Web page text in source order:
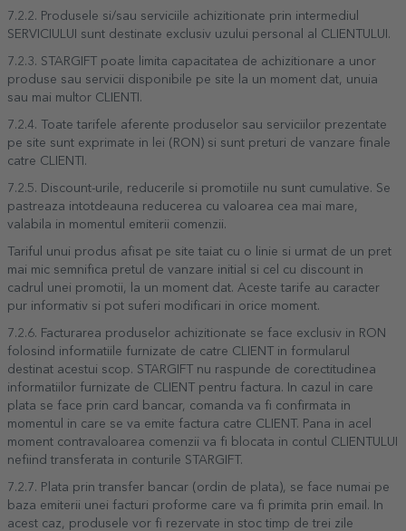
7.2.2. Produsele si/sau serviciile achizitionate prin intermediul
SERVICIULUI sunt destinate exclusiv uzului personal al CLIENTULUI.
7.2.3. STARGIFT poate limita capacitatea de achizitionare a unor
produse sau servicii disponibile pe site la un moment dat, unuia
sau mai multor CLIENTI.
7.2.4. Toate tarifele aferente produselor sau serviciilor prezentate
pe site sunt exprimate in lei (RON) si sunt preturi de vanzare finale
catre CLIENTI.
7.2.5. Discount-urile, reducerile si promotiile nu sunt cumulative. Se
pastreaza intotdeauna reducerea cu valoarea cea mai mare,
valabila in momentul emiterii comenzii.
Tariful unui produs afisat pe site taiat cu o linie si urmat de un pret
mai mic semnifica pretul de vanzare initial si cel cu discount in
cadrul unei promotii, la un moment dat. Aceste tarife au caracter
pur informativ si pot suferi modificari in orice moment.
7.2.6. Facturarea produselor achizitionate se face exclusiv in RON
folosind informatiile furnizate de catre CLIENT in formularul
destinat acestui scop. STARGIFT nu raspunde de corectitudinea
informatiilor furnizate de CLIENT pentru factura. In cazul in care
plata se face prin card bancar, comanda va fi confirmata in
momentul in care se va emite factura catre CLIENT. Pana in acel
moment contravaloarea comenzii va fi blocata in contul CLIENTULUI
nefiind transferata in conturile STARGIFT.
7.2.7. Plata prin transfer bancar (ordin de plata), se face numai pe
baza emiterii unei facturi proforme care va fi primita prin email. In
acest caz, produsele vor fi rezervate in stoc timp de trei zile